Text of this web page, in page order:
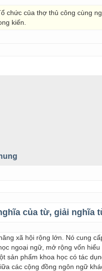
chức của thợ thủ công cùng
kiến.
của từ, giải nghĩa
xã hội rộng lớn. Nó cung
ngoại ngữ, mở rộng vốn
sản phẩm khoa học có tác
các cộng đồng ngôn ngữ